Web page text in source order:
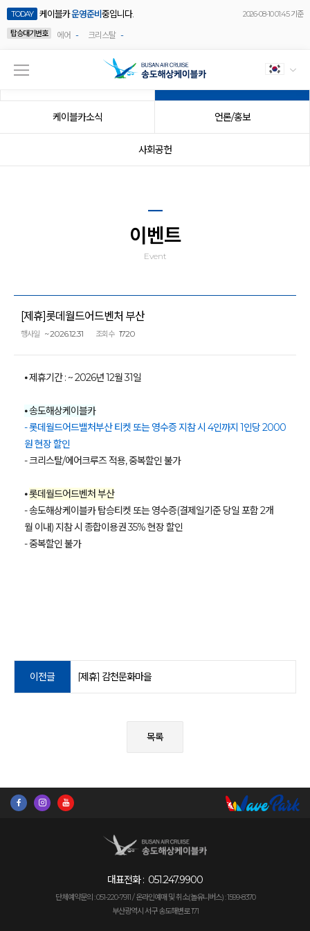
TODAY 케이블카운영준비 중입니다.
2026-08-10 01:45 기준
탑승대기번호
에어 - 크리스탈 -
케이블카소식 언론/홍보
사회공헌
이벤트
Event
[제휴]롯데월드어드벤처 부산
행사일 ~ 2026.12.31 조회수 1720
⦁ 제휴기간 : ~ 2026년 12월 31일
⦁ 송도해상케이블카
- 롯데월드어드밸처부산 티켓 또는 영수증 지참 시 4인까지 1인당 2000
원 현장 할인
- 크리스탈/에어크루즈 적용, 중복할인 불가
⦁롯데월드어드벤처 부산
- 송도해상케이블카 탑승티켓 또는 영수증(결제일기준 당일 포함 2개
월 이내) 지참 시 종합이용권 35% 현장 할인
- 중복할인 불가
이전글 [제휴] 감천문화마을
목록
대표전화 : 051.247.9900
단체예약문의 : 051-220-7911 / 온라인예매 및 취소(놀유니버스) : 1599-8370
부산광역시 서구 송도해변로 171